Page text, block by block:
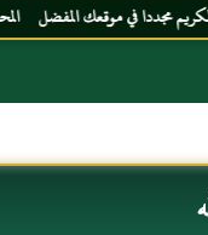
المفضل المحجة البيضاء